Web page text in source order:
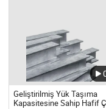
Geliştirilmiş Yük Taşıma
Kapasitesine Sahip Hafif